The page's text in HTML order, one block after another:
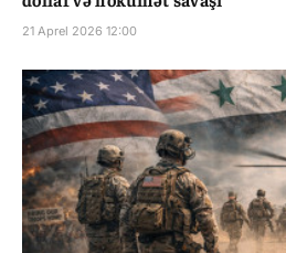
21 Aprel 2026 12:00